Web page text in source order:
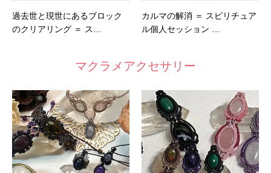
過去世と現世にあるブロック
のクリアリング ＝ ス…
カルマの解消 ＝ スピリチュア
ル個人セッション …
マクラメアクセサリー